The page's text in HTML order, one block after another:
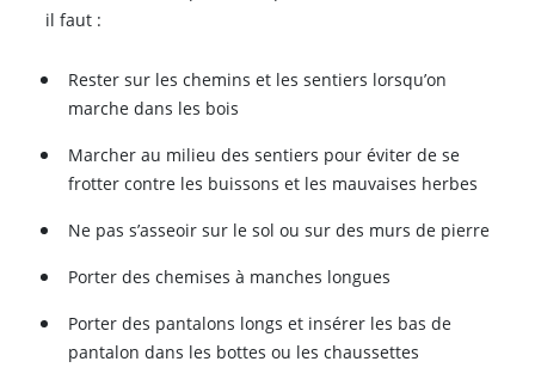
il faut :
Rester sur les chemins et les sentiers lorsqu’on
marche dans les bois
Marcher au milieu des sentiers pour éviter de se
frotter contre les buissons et les mauvaises herbes
Ne pas s’asseoir sur le sol ou sur des murs de pierre
Porter des chemises à manches longues
Porter des pantalons longs et insérer les bas de
pantalon dans les bottes ou les chaussettes